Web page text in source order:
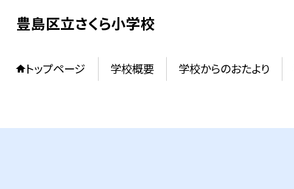
豊島区立さくら小学校
トップページ 学校概要 学校からのおたより